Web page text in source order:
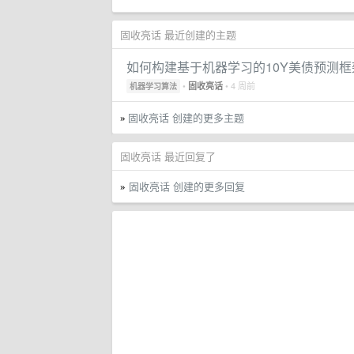
固收亮话 最近创建的主题
如何构建基于机器学习的10Y美债预测
机器学习算法 • 固收亮话 • 4 周前
» 固收亮话 创建的更多主题
固收亮话 最近回复了
» 固收亮话 创建的更多回复